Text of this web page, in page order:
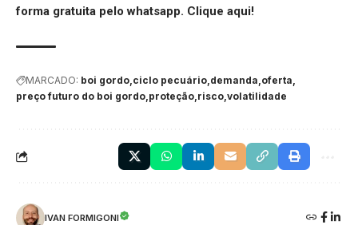
forma gratuita pelo whatsapp. Clique aqui!
MARCADO: boi gordo ciclo pecuário demanda oferta
preço futuro do boi gordo proteção risco volatilidade
IVAN FORMIGONI